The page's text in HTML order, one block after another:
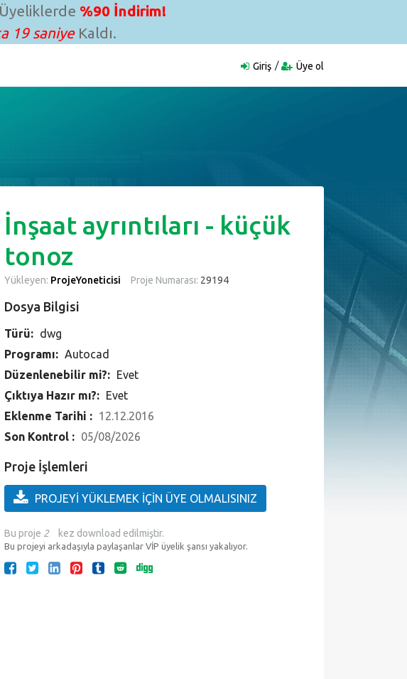
%90 İndirim!
18 saniyeKaldı.
Giriş Üye ol
İnşaat ayrıntıları - küçük
tonoz
Yükleyen: ProjeYoneticisi Proje Numarası: 29194
Dosya Bilgisi
Türü: dwg
Programı: Autocad
Düzenlenebilir mi?: Evet
Çıktıya Hazır mı?: Evet
Eklenme Tarihi : 12.12.2016
Son Kontrol : 05/08/2026
Proje İşlemleri
PROJEYİ YÜKLEMEK İÇİN ÜYE OLMALISINIZ
Bu proje 2 kez download edilmiştir.
Bu projeyi arkadaşıyla paylaşanlar VİP üyelik şansı yakalıyor.